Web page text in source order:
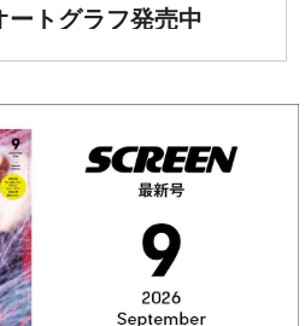
ートグラフ発売中